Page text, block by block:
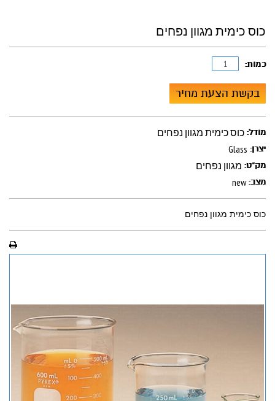
כוס כימית מגוון נפחים
כמות:
בקשת הצעת מחיר
מודל: כוס כימית מגוון נפחים
יצרן: Glass
מק"ט: מגוון נפחים
מצב: new
כוס כימית מגוון נפחים